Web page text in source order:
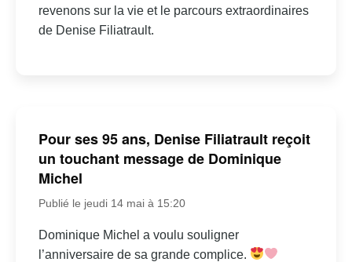
revenons sur la vie et le parcours extraordinaires
de Denise Filiatrault.
Pour ses 95 ans, Denise Filiatrault reçoit
un touchant message de Dominique
Michel
Publié le jeudi 14 mai à 15:20
Dominique Michel a voulu souligner
l’anniversaire de sa grande complice.